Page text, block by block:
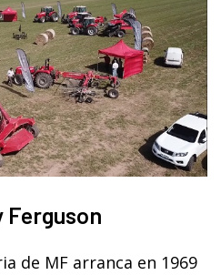
Ferguson
de MF arranca en 1969